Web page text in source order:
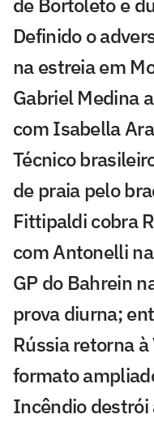
Definido o
na estreia em
Gabriel Medina
com Isabella
Técnico
de praia pelo
Fittipaldi cobra
com Antonelli
GP do Bahrein
prova diurna;
Rússia retorna
formato
Incêndio